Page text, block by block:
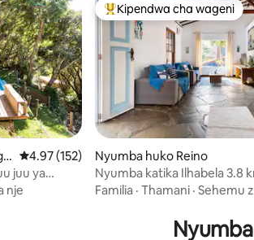
Ukadiriaji wa wastani wa 4.97 kati ya 5,
4.97 (152)
juu ya
amani na
nje
Kipendwa maarufu cha
Kipendwa cha wageni
Nyumba huko Reino
Nyumba katika Ilhabela 3.8
feri
Familia · Thamani · Sehemu